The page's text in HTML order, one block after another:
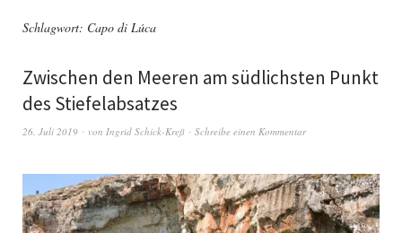
Schlagwort: Capo di Lúca
Zwischen den Meeren am südlichsten Punkt
des Stiefelabsatzes
26. Juli 2019 von Ingrid Schick-Kreß Schreibe einen Kommentar